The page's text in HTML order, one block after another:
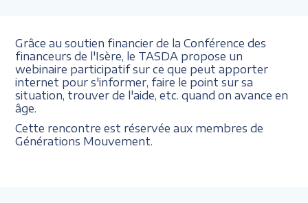
Grâce au soutien financier de la Conférence des
financeurs de l'Isère, le TASDA propose un
webinaire participatif sur ce que peut apporter
internet pour s'informer, faire le point sur sa
situation, trouver de l'aide, etc. quand on avance en
âge.
Cette rencontre est réservée aux membres de
Générations Mouvement.